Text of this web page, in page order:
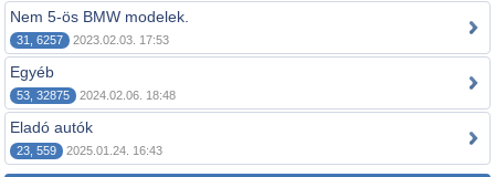
Nem 5-ös BMW modelek.
31, 6257 2023.02.03. 17:53
Egyéb
53, 32875 2024.02.06. 18:48
Eladó autók
23, 559 2025.01.24. 16:43